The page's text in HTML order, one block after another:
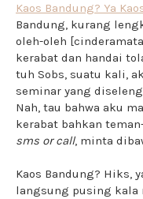
Kaos Bandung? Ya
Bandung, kurang
oleh-oleh
kerabat dan handai
tuh Sobs, suatu kali,
seminar yang
Nah, tau bahwa aku
kerabat bahkan
sms or call, minta
Kaos Bandung? Hiks,
langsung pusing kala